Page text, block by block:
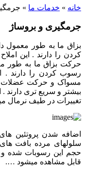
خانه » خدمات ما »
جرمگیری و بروساژ
بزاق ما به طور معمول
کردن را دارند . اين
حرکت بزاق ما به طور
رسوب کردن را دارند .
مسواک و حرکت عضلات
بیشتر و سریع تری
تغییرات در طیف نرمال
اضافه شدن پروتئين
سلولهای مرده بافت
حجم اين رسوبات شده
قابل مشاهده ميشود ….